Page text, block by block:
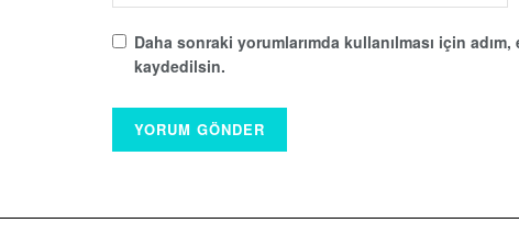
Daha sonraki yorumlarımda kullanılması için
kaydedilsin.